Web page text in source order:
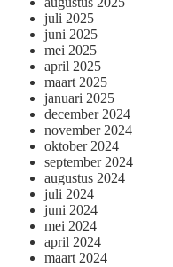
juli 2025
juni 2025
mei 2025
april 2025
maart 2025
januari 2025
december 2024
november 2024
oktober 2024
september 2024
augustus 2024
juli 2024
juni 2024
mei 2024
april 2024
maart 2024